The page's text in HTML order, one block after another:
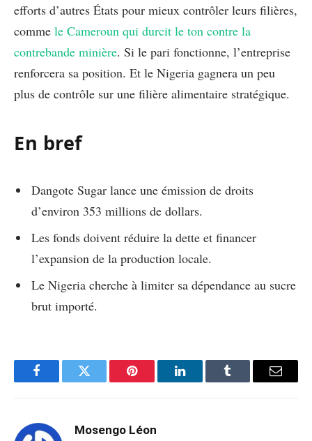
efforts d’autres États pour mieux contrôler leurs filières,
comme le Cameroun qui durcit le ton contre la
contrebande minière. Si le pari fonctionne, l’entreprise
renforcera sa position. Et le Nigeria gagnera un peu
plus de contrôle sur une filière alimentaire stratégique.
En bref
Dangote Sugar lance une émission de droits
d’environ 353 millions de dollars.
Les fonds doivent réduire la dette et financer
l’expansion de la production locale.
Le Nigeria cherche à limiter sa dépendance au sucre
brut importé.
FacebookTwitter Pinterest LinkedInTumblr Email
Mosengo Léon